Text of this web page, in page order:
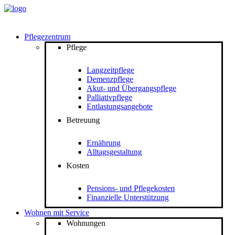
Pflegezentrum
Pflege
Langzeitpflege
Demenzpflege
Akut- und Übergangspflege
Palliativpflege
Entlastungsangebote
Betreuung
Ernährung
Alltagsgestaltung
Kosten
Pensions- und Pflegekosten
Finanzielle Unterstützung
Wohnen mit Service
Wohnungen